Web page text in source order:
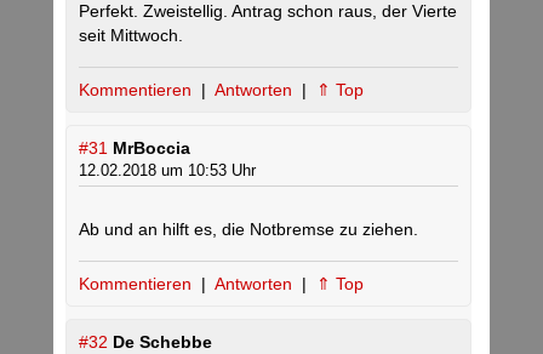
Perfekt. Zweistellig. Antrag schon raus, der Vierte
seit Mittwoch.
Kommentieren | Antworten | ⇑ Top
#31 MrBoccia
12.02.2018 um 10:53 Uhr
Ab und an hilft es, die Notbremse zu ziehen.
Kommentieren | Antworten | ⇑ Top
#32 De Schebbe